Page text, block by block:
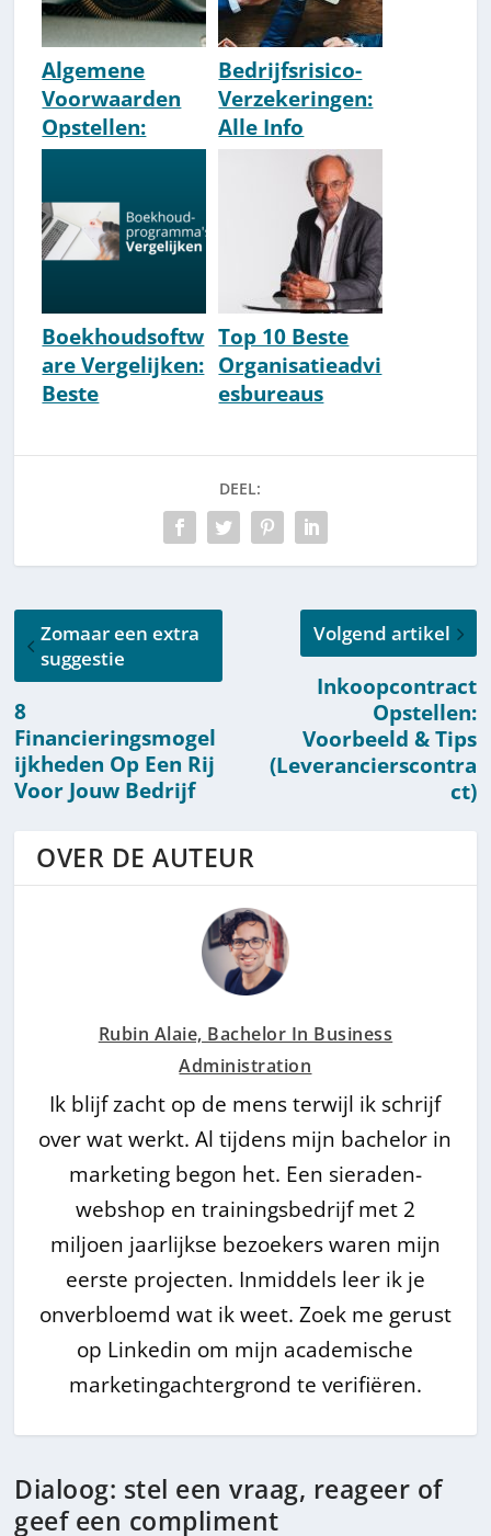
Algemene
Voorwaarden
Opstellen:
Template &
Bedrijfsrisico-
Verzekeringen:
Alle Info
[Overzicht &
Boekhoudsoftw
are Vergelijken:
Beste
Top 10 Beste
Organisatieadvi
esbureaus
[2026 Update]
DEEL:
Zomaar een extra
suggestie
8
Financieringsmogel
ijkheden Op Een Rij
Voor Jouw Bedrijf
Volgend artikel
Inkoopcontract
Opstellen:
Voorbeeld & Tips
(Leverancierscontra
ct)
OVER DE AUTEUR
Rubin Alaie, Bachelor In Business
Administration
Ik blijf zacht op de mens terwijl ik schrijf
over wat werkt. Al tijdens mijn bachelor in
marketing begon het. Een sieraden-
webshop en trainingsbedrijf met 2
miljoen jaarlijkse bezoekers waren mijn
eerste projecten. Inmiddels leer ik je
onverbloemd wat ik weet. Zoek me gerust
op Linkedin om mijn academische
marketingachtergrond te verifiëren.
Dialoog: stel een vraag, reageer of
geef een compliment